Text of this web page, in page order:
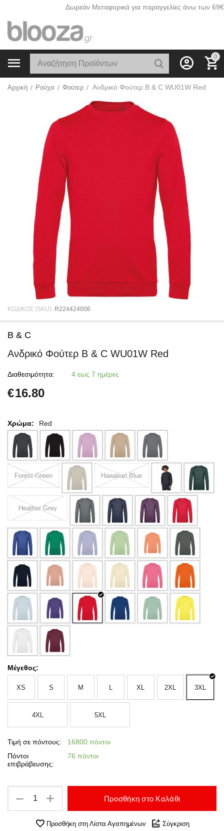
Δωρεάν Μεταφορικά για παραγγελίες άνω των 69€
0
Αρχική / Ρούχα / Φούτερ / Ανδρικό Φούτερ B & C WU01W Red
ΚΩΔΙΚΟΣ (SKU): R224424006
B & C
Ανδρικό Φούτερ B & C WU01W Red
Διαθεσιμότητα: 4 εως 7 ημέρες
€16.80
Χρώμα: Red
Forest Green Hawaiian Blue
Heather Grey
Μέγεθος:
XS S M L XL 2XL 3XL
4XL 5XL
Τιμή σε πόντους:
16800 πόντοι
Πόντοι
επιβράβευσης:
76 πόντοι
+
− Προσθήκη στο Καλάθι
Προσθήκη στη Λίστα Αγαπημένων Σύγκριση